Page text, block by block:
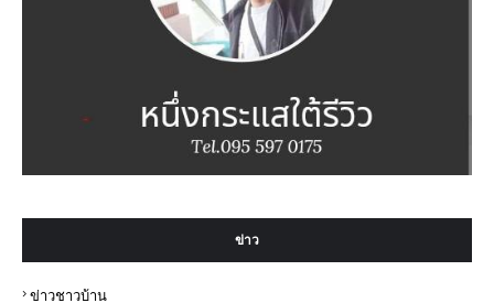
ข่าว
ข่าวชาวบ้าน